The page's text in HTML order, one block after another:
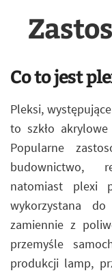
Co to jest
Pleksi,
to szkło
Popularne
budownictwo,
natomiast plexi
wykorzystana
zamiennie z
przemyśle
produkcji lamp,